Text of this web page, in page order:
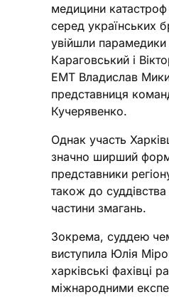
медицини катастроф
серед українських
увійшли
Караговський і
ЕМТ Владислав
представниця
Кучерявенко.
Однак участь
значно ширший
представники
також до суддівства
частини змагань.
Зокрема, суддею
виступила Юлія
харківські фахівці
міжнародними